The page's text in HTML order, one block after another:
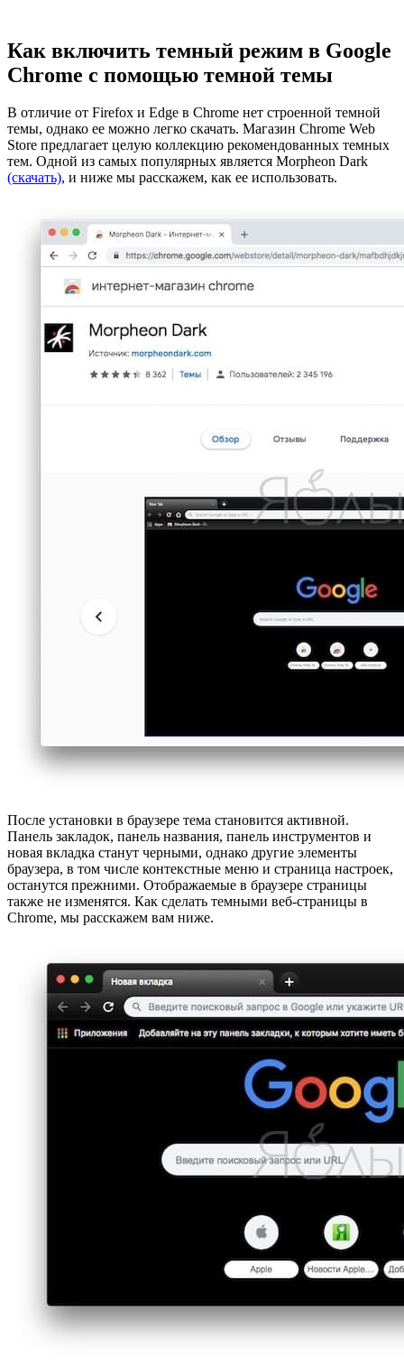
Как включить темный режим в Google
Chrome с помощью темной темы
В отличие от Firefox и Edge в Chrome нет строенной темной
темы, однако ее можно легко скачать. Магазин Chrome Web
Store предлагает целую коллекцию рекомендованных темных
тем. Одной из самых популярных является Morpheon Dark
(скачать), и ниже мы расскажем, как ее использовать.
После установки в браузере тема становится активной.
Панель закладок, панель названия, панель инструментов и
новая вкладка станут черными, однако другие элементы
браузера, в том числе контекстные меню и страница настроек,
останутся прежними. Отображаемые в браузере страницы
также не изменятся. Как сделать темными веб-страницы в
Chrome, мы расскажем вам ниже.